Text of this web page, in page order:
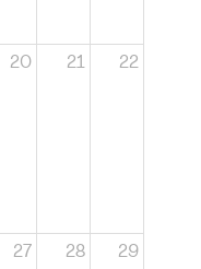
20 21 22
27 28 29